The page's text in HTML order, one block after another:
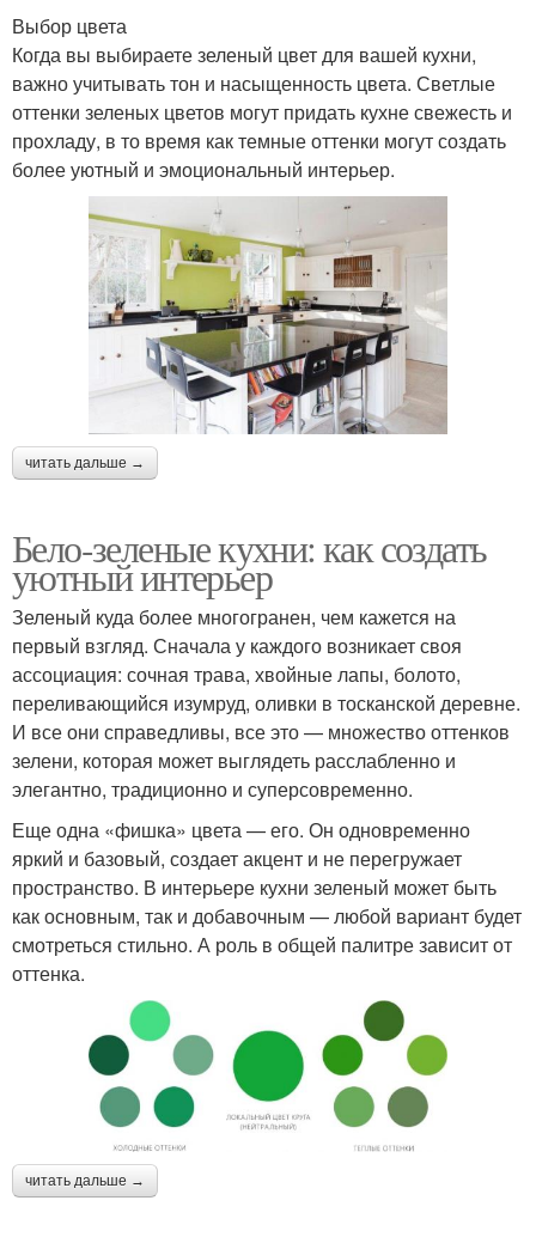
Выбор цвета
Когда вы выбираете зеленый цвет для вашей кухни,
важно учитывать тон и насыщенность цвета. Светлые
оттенки зеленых цветов могут придать кухне свежесть и
прохладу, в то время как темные оттенки могут создать
более уютный и эмоциональный интерьер.
читать дальше →
Бело-зеленые кухни: как создать
уютный интерьер
Зеленый куда более многогранен, чем кажется на
первый взгляд. Сначала у каждого возникает своя
ассоциация: сочная трава, хвойные лапы, болото,
переливающийся изумруд, оливки в тосканской деревне.
И все они справедливы, все это — множество оттенков
зелени, которая может выглядеть расслабленно и
элегантно, традиционно и суперсовременно.
Еще одна «фишка» цвета — его. Он одновременно
яркий и базовый, создает акцент и не перегружает
пространство. В интерьере кухни зеленый может быть
как основным, так и добавочным — любой вариант будет
смотреться стильно. А роль в общей палитре зависит от
оттенка.
читать дальше →